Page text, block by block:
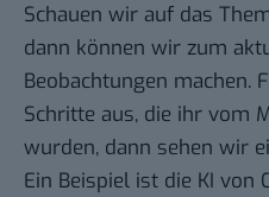
Schauen wir auf das
dann können wir zum
Beobachtungen machen.
Schritte aus, die ihr vom
wurden, dann sehen wir
Ein Beispiel ist die KI von